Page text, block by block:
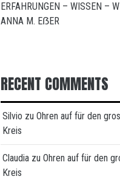
ERFAHRUNGEN – WISSEN –
ANNA M. EẞER
RECENT COMMENTS
Silvio zu Ohren auf für den
Kreis
Claudia zu Ohren auf für den
Kreis